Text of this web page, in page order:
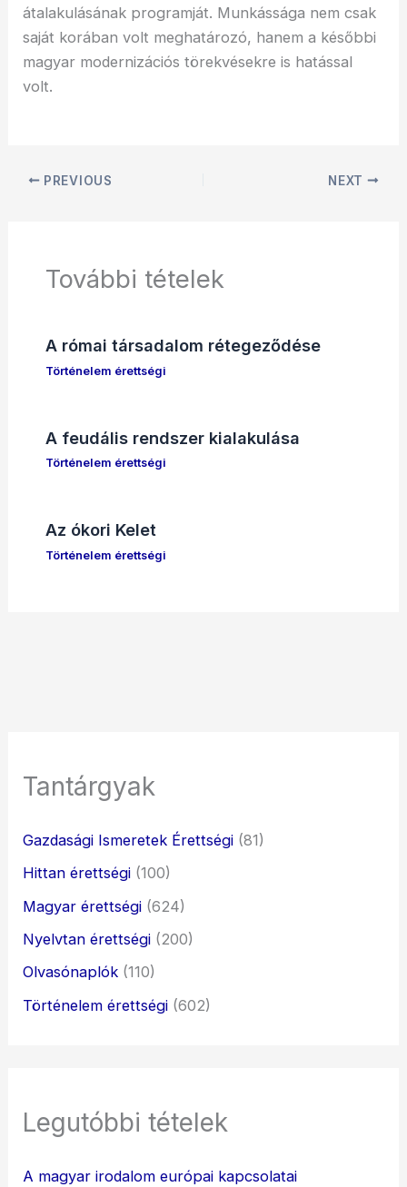
átalakulásának programját. Munkássága nem csak
saját korában volt meghatározó, hanem a későbbi
magyar modernizációs törekvésekre is hatással
volt.
PREVIOUS NEXT
További tételek
A római társadalom rétegeződése
Történelem érettségi
A feudális rendszer kialakulása
Történelem érettségi
Az ókori Kelet
Történelem érettségi
Tantárgyak
Gazdasági Ismeretek Érettségi (81)
Hittan érettségi (100)
Magyar érettségi (624)
Nyelvtan érettségi (200)
Olvasónaplók (110)
Történelem érettségi (602)
Legutóbbi tételek
A magyar irodalom európai kapcsolatai